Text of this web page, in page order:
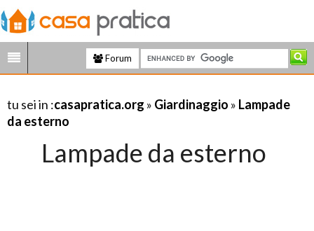
Forum
tu sei in :casapratica.org » Giardinaggio » Lampade
da esterno
Lampade da esterno